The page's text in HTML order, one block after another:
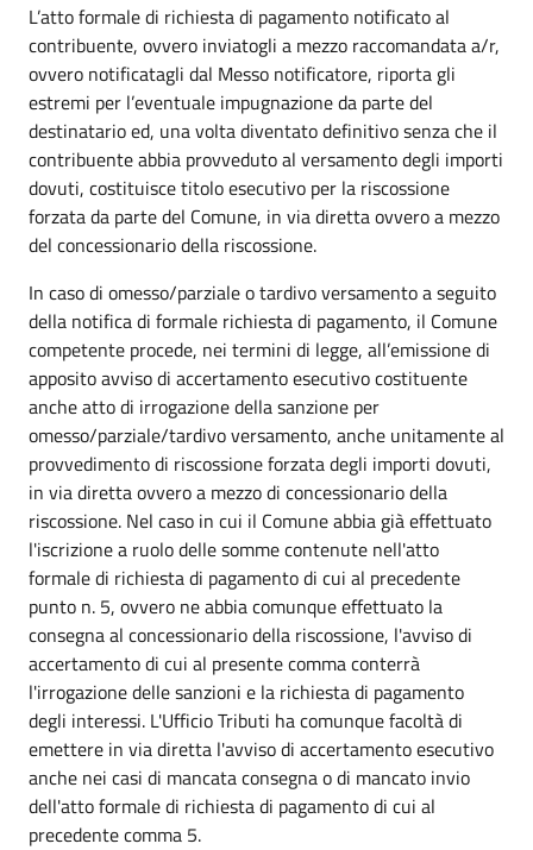
L’atto formale di richiesta di pagamento notificato al
contribuente, ovvero inviatogli a mezzo raccomandata a/r,
ovvero notificatagli dal Messo notificatore, riporta gli
estremi per l’eventuale impugnazione da parte del
destinatario ed, una volta diventato definitivo senza che il
contribuente abbia provveduto al versamento degli importi
dovuti, costituisce titolo esecutivo per la riscossione
forzata da parte del Comune, in via diretta ovvero a mezzo
del concessionario della riscossione.
In caso di omesso/parziale o tardivo versamento a seguito
della notifica di formale richiesta di pagamento, il Comune
competente procede, nei termini di legge, all’emissione di
apposito avviso di accertamento esecutivo costituente
anche atto di irrogazione della sanzione per
omesso/parziale/tardivo versamento, anche unitamente al
provvedimento di riscossione forzata degli importi dovuti,
in via diretta ovvero a mezzo di concessionario della
riscossione. Nel caso in cui il Comune abbia già effettuato
l'iscrizione a ruolo delle somme contenute nell'atto
formale di richiesta di pagamento di cui al precedente
punto n. 5, ovvero ne abbia comunque effettuato la
consegna al concessionario della riscossione, l'avviso di
accertamento di cui al presente comma conterrà
l'irrogazione delle sanzioni e la richiesta di pagamento
degli interessi. L'Ufficio Tributi ha comunque facoltà di
emettere in via diretta l'avviso di accertamento esecutivo
anche nei casi di mancata consegna o di mancato invio
dell'atto formale di richiesta di pagamento di cui al
precedente comma 5.